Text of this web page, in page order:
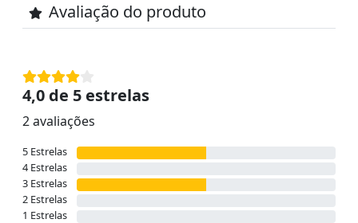
Avaliação do produto
4,0 de 5 estrelas
2 avaliações
5 Estrelas
4 Estrelas
3 Estrelas
2 Estrelas
1 Estrelas